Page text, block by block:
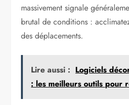
massivement signale
brutal de conditions :
des déplacements.
Lire aussi : Logiciels
: les meilleurs outils pour